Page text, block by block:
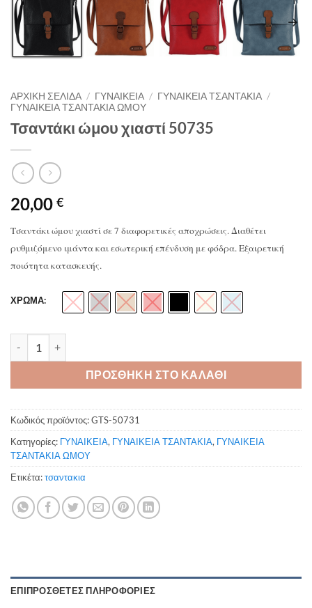
ΑΡΧΙΚΉ ΣΕΛΊΔΑ / ΓΥΝΑΙΚΕΙΑ / ΓΥΝΑΙΚΕΙΑ ΤΣΑΝΤΑΚΙΑ /
ΓΥΝΑΙΚΕΙΑ ΤΣΑΝΤΑΚΙΑ ΩΜΟΥ
Τσαντάκι ώμου χιαστί 50735
20,00 €
Τσαντάκι ώμου χιαστί σε 7 διαφορετικές αποχρώσεις. Διαθέτει
ρυθμιζόμενο ιμάντα και εσωτερική επένδυση με φόδρα. Εξαιρετική
ποιότητα κατασκευής.
ΧΡΩΜΑ:
ΠΡΟΣΘΗΚΗ ΣΤΟ ΚΑΛΑΘΙ
Κωδικός προϊόντος:GTS-50731
Κατηγορίες: ΓΥΝΑΙΚΕΙΑ, ΓΥΝΑΙΚΕΙΑ ΤΣΑΝΤΑΚΙΑ, ΓΥΝΑΙΚΕΙΑ
ΤΣΑΝΤΑΚΙΑ ΩΜΟΥ
Ετικέτα:τσαντακια
ΕΠΙΠΡΌΣΘΕΤΕΣ ΠΛΗΡΟΦΟΡΊΕΣ